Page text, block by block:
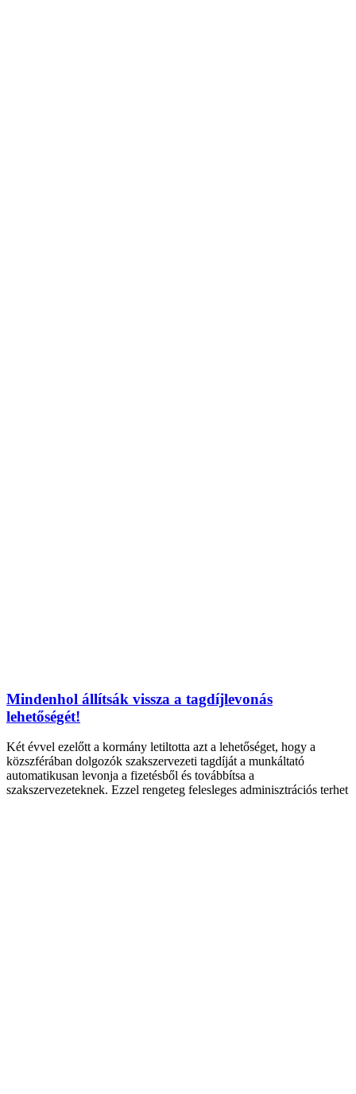
Mindenhol állítsák vissza a tagdíjlevonás
lehetőségét!
Két évvel ezelőtt a kormány letiltotta azt a lehetőséget, hogy a
közszférában dolgozók szakszervezeti tagdíját a munkáltató
automatikusan levonja a fizetésből és továbbítsa a
szakszervezeteknek. Ezzel rengeteg felesleges adminisztrációs terhet